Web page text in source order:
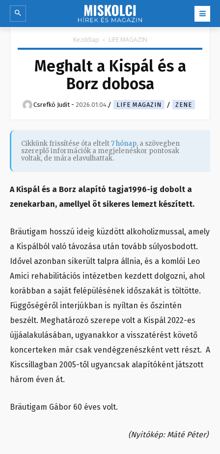
Kezdőlap LIFE MAGAZIN
Meghalt a Kispál és a
Borz dobosa
Csrefkó Judit - 2026.01.04. LIFE MAGAZIN ZENE
Cikkünk frissítése óta eltelt7 hónap, a szövegben
szereplő információk a megjelenéskor pontosak
voltak, de mára elavulhattak.
A Kispál és a Borz alapító tagja1996-ig dobolt a
zenekarban, amellyel öt sikeres lemezt készített.
Bräutigam hosszú ideig küzdött alkoholizmussal, amely
a Kispálból való távozása után tovább súlyosbodott.
Idővel azonban sikerült talpra állnia, és a komlói Leo
Amici rehabilitációs intézetben kezdett dolgozni, ahol
korábban a saját felépülésének időszakát is töltötte.
Függőségéről interjúkban is nyíltan és őszintén
beszélt. Meghatározó szerepe volt a Kispál 2022-es
újjáalakulásában, ugyanakkor a visszatérést követő
koncerteken már csak vendégzenészként vett részt. A
Kiscsillagban 2005-től ugyancsak alapítóként játszott
három éven át.
Bräutigam Gábor 60 éves volt.
(Nyitókép: Máté Péter)